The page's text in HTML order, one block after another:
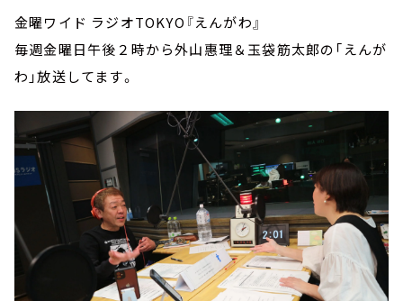
金曜ワイド ラジオTOKYO『えんがわ』
毎週金曜日午後２時から外山惠理＆玉袋筋太郎の「えんが
わ」放送してます。